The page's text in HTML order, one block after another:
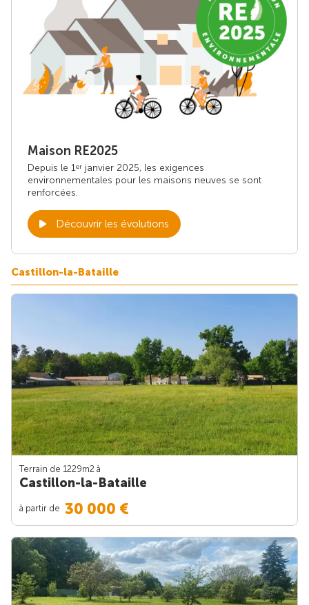
Maison RE2025
Depuis le 1er janvier 2025, les exigences
environnementales pour les maisons neuves se sont
renforcées.
Découvrir les évolutions
Castillon-la-Bataille
Terrain de 1229m2 à
Castillon-la-Bataille
à partir de 30 000 €